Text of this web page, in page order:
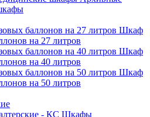
Шкаф
на 27 литров
Шкаф
на 40 литров
Шкаф
на 50 литров
Шкафы